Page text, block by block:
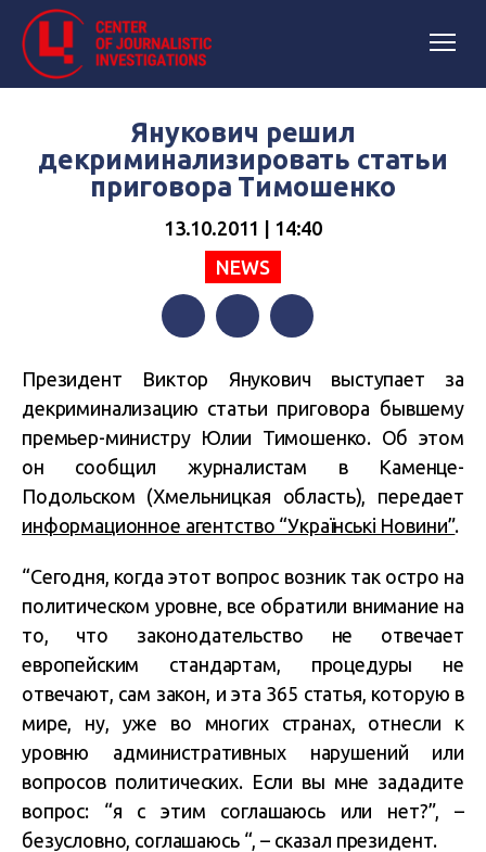
Янукович решил
декриминализировать статьи
приговора Тимошенко
13.10.2011 | 14:40
NEWS
Президент Виктор Янукович выступает за
декриминализацию статьи приговора бывшему
премьер-министру Юлии Тимошенко. Об этом
он сообщил журналистам в Каменце-
Подольском (Хмельницкая область), передает
информационное агентство “Українські Новини”.
“Сегодня, когда этот вопрос возник так остро на
политическом уровне, все обратили внимание на
то, что законодательство не отвечает
европейским стандартам, процедуры не
отвечают, сам закон, и эта 365 статья, которую в
мире, ну, уже во многих странах, отнесли к
уровню административных нарушений или
вопросов политических. Если вы мне зададите
вопрос: “я с этим соглашаюсь или нет?”, –
безусловно, соглашаюсь “, – сказал президент.